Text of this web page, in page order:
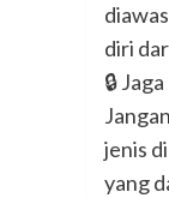
diri
🔒
jenis
yang